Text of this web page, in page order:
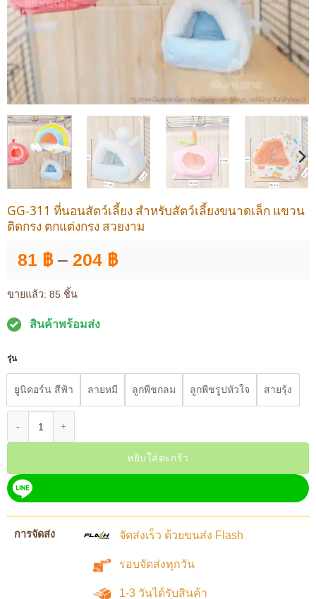
GG-311 ที่นอนสัตว์เลี้ยง สำหรับสัตว์เลี้ยงขนาดเล็ก แขวน
ติดกรง ตกแต่งกรง สวยงาม
81 ฿ – 204 ฿Price
ขายแล้ว: 85 ชิ้น
สินค้าพร้อมส่ง
รุ่น
ยูนิคอร์น สีฟ้า ลายหมี ลูกพีชกลม ลูกพีชรูปหัวใจ สายรุ้ง
หยิบใส่ตะกร้า
การจัดส่ง จัดส่งเร็ว ด้วยขนส่ง Flash
รอบจัดส่งทุกวัน
1-3 วันได้รับสินค้า